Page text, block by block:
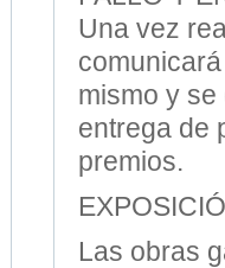
Una vez
mismo y
entrega de
premios.
Las obras